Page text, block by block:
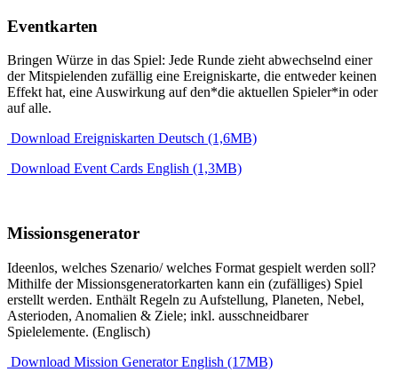
Eventkarten
Bringen Würze in das Spiel: Jede Runde zieht abwechselnd einer
der Mitspielenden zufällig eine Ereigniskarte, die entweder keinen
Effekt hat, eine Auswirkung auf den*die aktuellen Spieler*in oder
auf alle.
Download Ereigniskarten Deutsch (1,6MB)
Download Event Cards English (1,3MB)
Missionsgenerator
Ideenlos, welches Szenario/ welches Format gespielt werden soll?
Mithilfe der Missionsgeneratorkarten kann ein (zufälliges) Spiel
erstellt werden. Enthält Regeln zu Aufstellung, Planeten, Nebel,
Asterioden, Anomalien & Ziele; inkl. ausschneidbarer
Spielelemente. (Englisch)
Download Mission Generator English (17MB)